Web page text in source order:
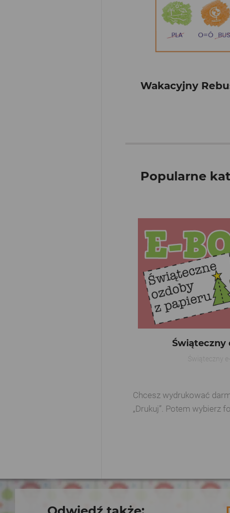
Wakacyjny
Popularne
Świąteczny
Świąteczny e-
Chcesz wydrukować
„Drukuj”. Potem wybierz